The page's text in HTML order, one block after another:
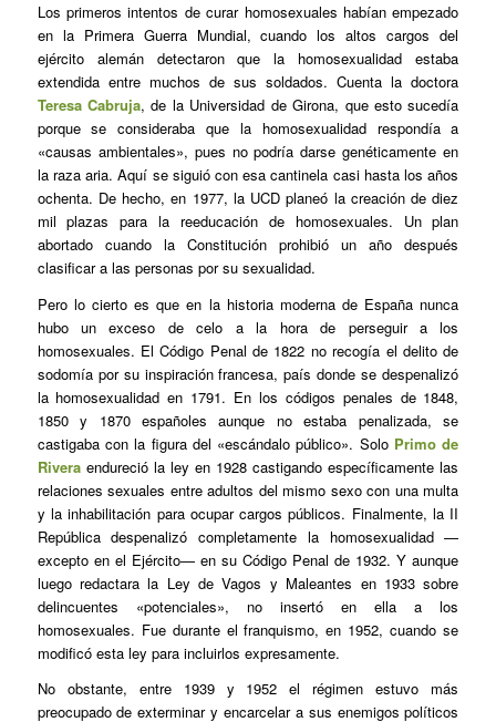
Los primeros intentos de curar homosexuales habían empezado
en la Primera Guerra Mundial, cuando los altos cargos del
ejército alemán detectaron que la homosexualidad estaba
extendida entre muchos de sus soldados. Cuenta la doctora
Teresa Cabruja, de la Universidad de Girona, que esto sucedía
porque se consideraba que la homosexualidad respondía a
«causas ambientales», pues no podría darse genéticamente en
la raza aria. Aquí se siguió con esa cantinela casi hasta los años
ochenta. De hecho, en 1977, la UCD planeó la creación de diez
mil plazas para la reeducación de homosexuales. Un plan
abortado cuando la Constitución prohibió un año después
clasificar a las personas por su sexualidad.
Pero lo cierto es que en la historia moderna de España nunca
hubo un exceso de celo a la hora de perseguir a los
homosexuales. El Código Penal de 1822 no recogía el delito de
sodomía por su inspiración francesa, país donde se despenalizó
la homosexualidad en 1791. En los códigos penales de 1848,
1850 y 1870 españoles aunque no estaba penalizada, se
castigaba con la figura del «escándalo público». Solo Primo de
Riveraendureció la ley en 1928 castigando específicamente las
relaciones sexuales entre adultos del mismo sexo con una multa
y la inhabilitación para ocupar cargos públicos. Finalmente, la II
República despenalizó completamente la homosexualidad —
excepto en el Ejército— en su Código Penal de 1932. Y aunque
luego redactara la Ley de Vagos y Maleantes en 1933 sobre
delincuentes «potenciales», no insertó en ella a los
homosexuales. Fue durante el franquismo, en 1952, cuando se
modificó esta ley para incluirlos expresamente.
No obstante, entre 1939 y 1952 el régimen estuvo más
preocupado de exterminar y encarcelar a sus enemigos políticos